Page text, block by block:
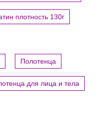
плотность 130г
Полотенца
для лица и тела